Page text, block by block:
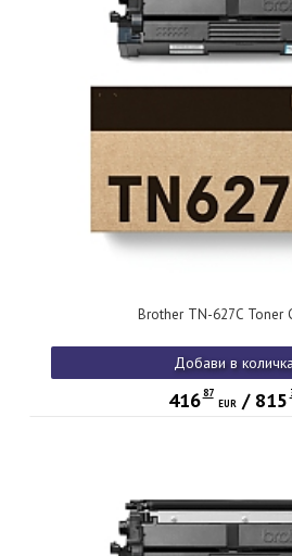
Brother TN-627C Toner
Добави в
416 87
EUR/ 815